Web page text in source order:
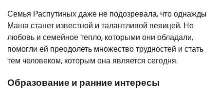
Семья Распутиных даже не подозревала, что однажды
Маша станет известной и талантливой певицей. Но
любовь и семейное тепло, которыми они обладали,
помогли ей преодолеть множество трудностей и стать
тем человеком, которым она является сегодня.
Образование и ранние интересы